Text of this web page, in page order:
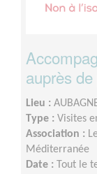
auprès
Lieu :
Type : Visites
Association :
Méditerranée
Date : Tout le